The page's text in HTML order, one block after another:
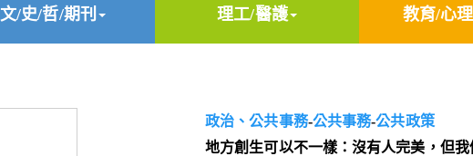
文/史/哲/期刊 理工/醫護 教育/心
政治、公共事務-公共事務-公共政策
地方創生可以不一樣：沒有人完美，但我